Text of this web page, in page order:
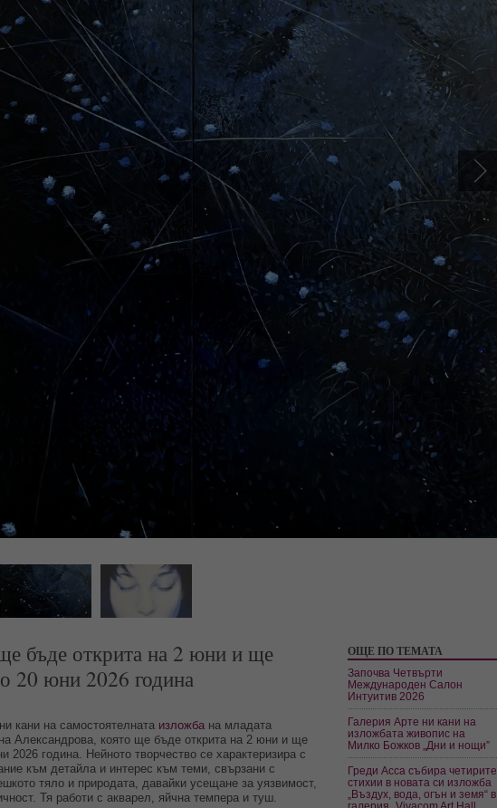
бъде открита на 2 юни и ще
20 юни 2026 година
кани на самостоятелната изложба на младата
Александрова, която ще бъде открита на 2 юни и ще
2026 година. Нейното творчество се характеризира с
към детайла и интерес към теми, свързани с
тяло и природата, давайки усещане за уязвимост,
Тя работи с акварел, яйчна темпера и туш.
ОЩЕ ПО ТЕМАТА
Започва Четвърти
Международен Салон
Интуитив 2026
Галерия Арте ни кани на
изложбата живопис на
Милко Божков „Дни и нощи”
Греди Асса събира четирите
стихии в новата си изложба
„Въздух, вода, огън и земя“ в
галерия „Vivacom Art Hall